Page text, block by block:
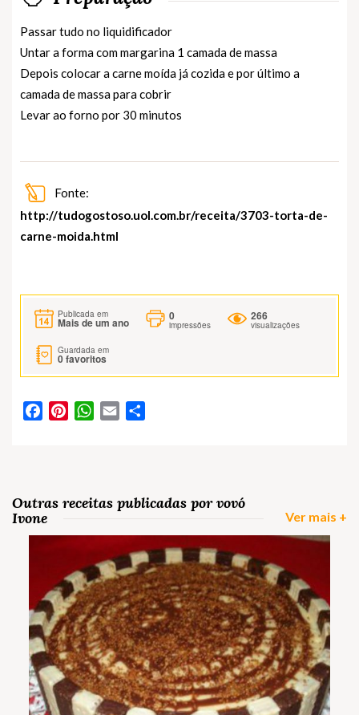
Passar tudo no liquidificador
Untar a forma com margarina 1 camada de massa
Depois colocar a carne moída já cozida e por último a
camada de massa para cobrir
Levar ao forno por 30 minutos
Fonte:
http://tudogostoso.uol.com.br/receita/3703-torta-de-
carne-moida.html
Publicada em
Mais de um ano
0
impressões
266
visualizações
Guardada em
0favoritos
FacebookPinterestWhatsApp
Email
Outras receitas publicadas por vovó
Ivone
Ver mais +